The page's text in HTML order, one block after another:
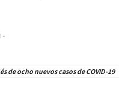
-
de ocho nuevos casos de COVID-19